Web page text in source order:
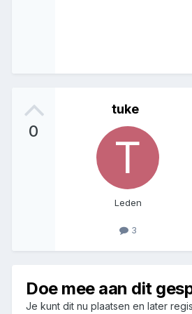
0
tuke
Leden
3
Doe mee aan dit
Je kunt dit nu plaatsen en later